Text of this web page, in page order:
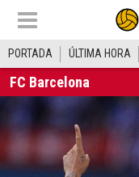
PORTADA ÚLTIMA HORA
FC Barcelona